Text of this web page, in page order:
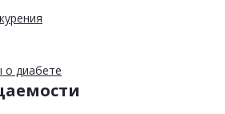
диабете